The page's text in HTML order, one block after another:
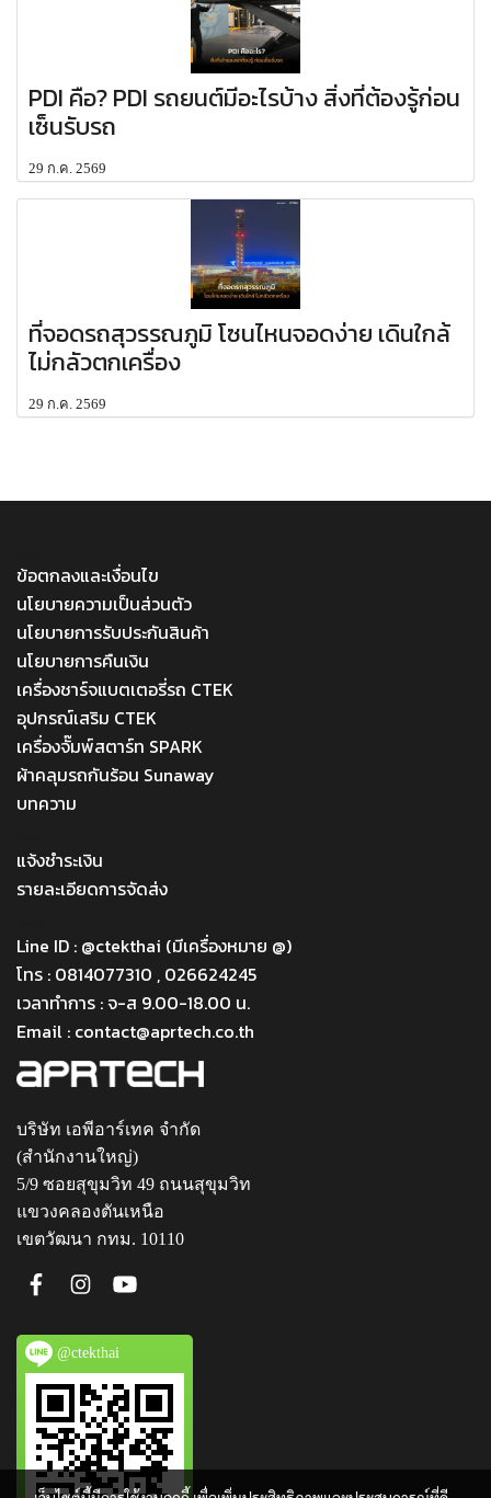
PDI คือ? PDI รถยนต์มีอะไรบ้าง สิ่งที่ต้องรู้ก่อน
เซ็นรับรถ
29 ก.ค. 2569
ที่จอดรถสุวรรณภูมิ โซนไหนจอดง่าย เดินใกล้
ไม่กลัวตกเครื่อง
29 ก.ค. 2569
ข้อตกลงและเงื่อนไข
นโยบายความเป็นส่วนตัว
นโยบายการรับประกันสินค้า
นโยบายการคืนเงิน
เครื่องชาร์จแบตเตอรี่รถ CTEK
อุปกรณ์เสริม CTEK
เครื่องจั๊มพ์สตาร์ท SPARK
ผ้าคลุมรถกันร้อน Sunaway
บทความ
แจ้งชำระเงิน
รายละเอียดการจัดส่ง
Line ID : @ctekthai (มีเครื่องหมาย @)
โทร : 0814077310 , 026624245
เวลาทำการ : จ-ส 9.00-18.00 น.
Email : contact@aprtech.co.th
บริษัท เอพีอาร์เทค จำกัด
(สำนักงานใหญ่)
5/9 ซอยสุขุมวิท 49 ถนนสุขุมวิท
แขวงคลองตันเหนือ
เขตวัฒนา กทม. 10110
@ctekthai